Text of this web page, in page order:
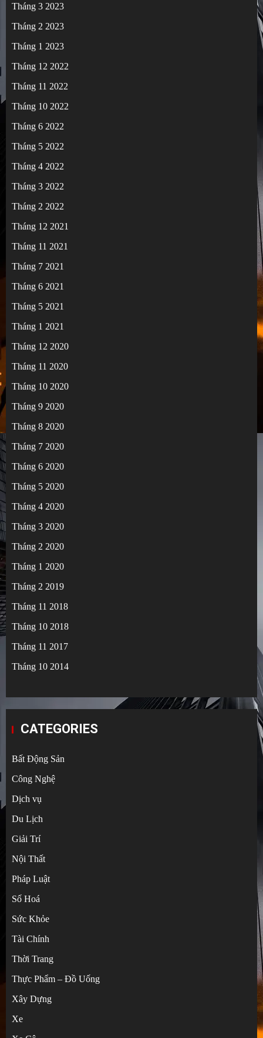
Tháng 3 2023
Tháng 2 2023
Tháng 1 2023
Tháng 12 2022
Tháng 11 2022
Tháng 10 2022
Tháng 6 2022
Tháng 5 2022
Tháng 4 2022
Tháng 3 2022
Tháng 2 2022
Tháng 12 2021
Tháng 11 2021
Tháng 7 2021
Tháng 6 2021
Tháng 5 2021
Tháng 1 2021
Tháng 12 2020
Tháng 11 2020
Tháng 10 2020
Tháng 9 2020
Tháng 8 2020
Tháng 7 2020
Tháng 6 2020
Tháng 5 2020
Tháng 4 2020
Tháng 3 2020
Tháng 2 2020
Tháng 1 2020
Tháng 2 2019
Tháng 11 2018
Tháng 10 2018
Tháng 11 2017
Tháng 10 2014
CATEGORIES
Bất Động Sản
Công Nghệ
Dịch vụ
Du Lịch
Giải Trí
Nội Thất
Pháp Luật
Số Hoá
Sức Khỏe
Tài Chính
Thời Trang
Thực Phẩm – Đồ Uống
Xây Dựng
Xe